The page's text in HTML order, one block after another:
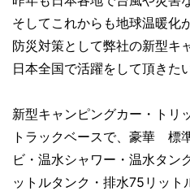
そしてこれからも地球温暖化
防災対策として弊社の新型キ
日本全国で活躍をして頂きた
新型キャンピングカー・トリ
トラックベースで、豪華 標
ビ・温水シャワー・温水タン
ットルタンク・排水75リット